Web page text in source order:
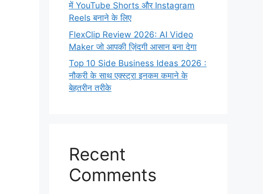
में YouTube Shorts और Instagram
Reels बनाने के लिए
FlexClip Review 2026: AI Video
Maker जो आपकी ज़िंदगी आसान बना देगा
Top 10 Side Business Ideas 2026 :
नौकरी के साथ एक्स्ट्रा इनकम कमाने के
बेहतरीन तरीके
Recent
Comments